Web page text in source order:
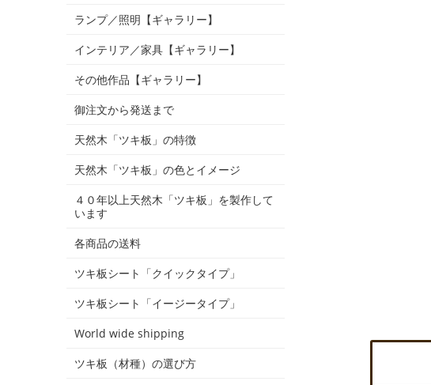
ランプ／照明【ギャラリー】
インテリア／家具【ギャラリー】
その他作品【ギャラリー】
御注文から発送まで
天然木「ツキ板」の特徴
天然木「ツキ板」の色とイメージ
４０年以上天然木「ツキ板」を製作して
います
各商品の送料
ツキ板シート「クイックタイプ」
ツキ板シート「イージータイプ」
World wide shipping
ツキ板（材種）の選び方